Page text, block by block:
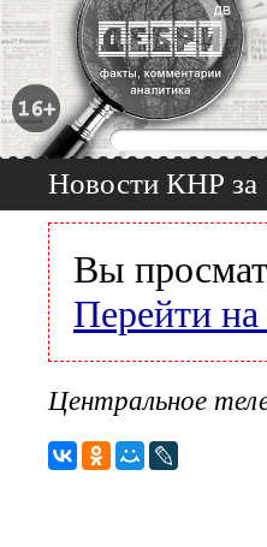
Новости КНР за
Вы
Перейти
Центральное